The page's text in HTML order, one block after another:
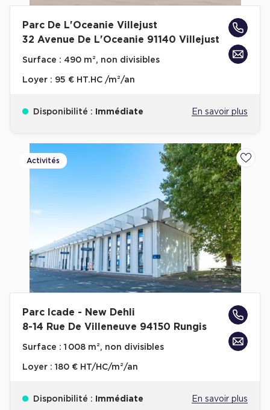
Bureaux privés avec terrasse
Guide & Conseils
Cas Clients
Parc De L'Oceanie Villejust
32 Avenue De L'Oceanie 91140 Villejust
Surface : 490 m², non divisibles
Loyer : 95 € HT.HC /m²/an
Disponibilité : Immédiate En savoir plus
Activités
Parc Icade - New Dehli
8-14 Rue De Villeneuve 94150 Rungis
Surface : 1 008 m², non divisibles
Loyer : 180 € HT/HC/m²/an
Disponibilité : Immédiate En savoir plus